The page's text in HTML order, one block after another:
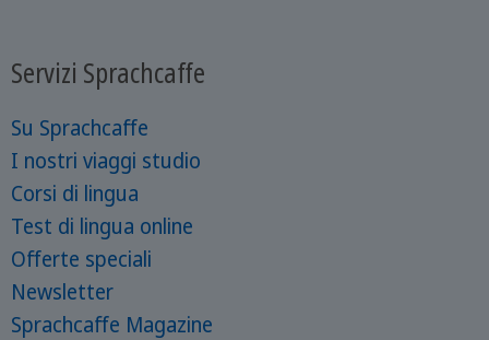
Servizi Sprachcaffe
Su Sprachcaffe
I nostri viaggi studio
Corsi di lingua
Test di lingua online
Offerte speciali
Newsletter
Sprachcaffe Magazine